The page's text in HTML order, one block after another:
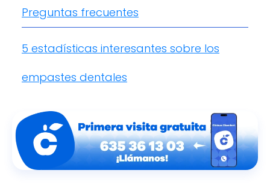
Preguntas frecuentes
5 estadísticas interesantes sobre los
empastes dentales